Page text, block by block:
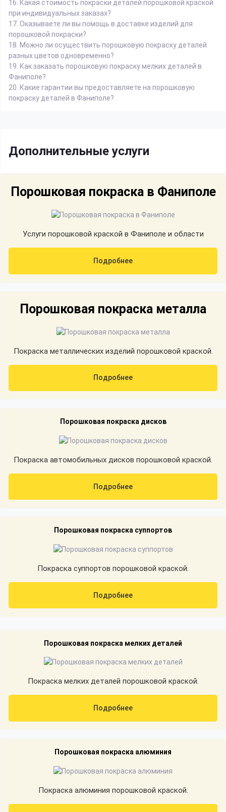
16. Какая стоимость покраски деталей порошковой краской
при индивидуальных заказах?
17. Оказываете ли вы помощь в доставке изделий для
порошковой покраски?
18. Можно ли осуществить порошковую покраску деталей
разных цветов одновременно?
19. Как заказать порошковую покраску мелких деталей в
Фаниполе?
20. Какие гарантии вы предоставляете на порошковую
покраску деталей в Фаниполе?
Дополнительные услуги
Порошковая покраска в Фаниполе
Услуги порошковой краской в Фаниполе и области
Подробнее
Порошковая покраска металла
Покраска металлических изделий порошковой краской.
Подробнее
Порошковая покраска дисков
Покраска автомобильных дисков порошковой краской.
Подробнее
Порошковая покраска суппортов
Покраска суппортов порошковой краской.
Подробнее
Порошковая покраска мелких деталей
Покраска мелких деталей порошковой краской.
Подробнее
Порошковая покраска алюминия
Покраска алюминия порошковой краской.